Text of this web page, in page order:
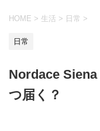
HOME > 生活 > 日常 >
日常
Nordace
つ届く？